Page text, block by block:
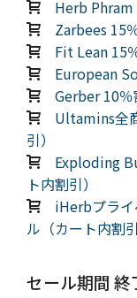
Herb
Zarbees 15
Fit Lean 15
European
Gerber 10
Ultamins全
引）
Exploding
ト内割引）
iHerbプラ
ル（カート内割引
セール期間